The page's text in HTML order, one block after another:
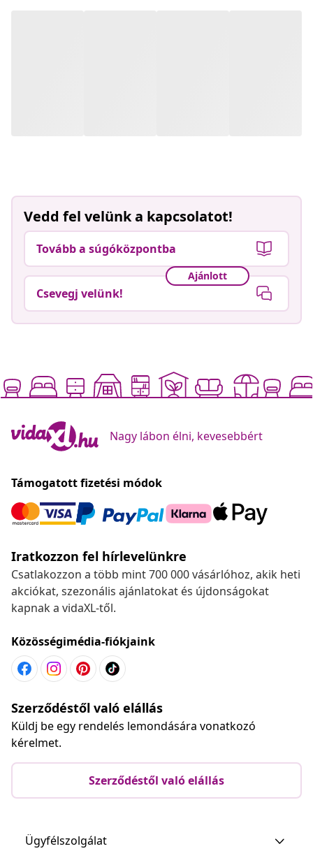
Vedd fel velünk a kapcsolatot!
Tovább a súgóközpontba
Ajánlott
Csevegj velünk!
Nagy lábon élni, kevesebbért
Támogatott fizetési módok
Iratkozzon fel hírlevelünkre
Csatlakozzon a több mint 700 000 vásárlóhoz, akik heti
akciókat, szezonális ajánlatokat és újdonságokat
kapnak a vidaXL-től.
Közösségimédia-fiókjaink
Szerződéstől való elállás
Küldj be egy rendelés lemondására vonatkozó
kérelmet.
Szerződéstől való elállás
Ügyfélszolgálat